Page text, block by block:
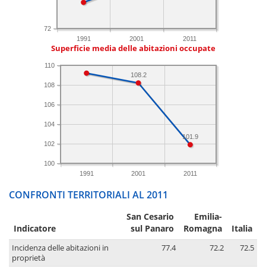
1991 2001 2011
72
Superficie media delle abitazioni occupate
1991 2001 2011
100
102
104
106
108
110
101.9
108.2
CONFRONTI TERRITORIALI AL 2011
Indicatore
San Cesario
sul Panaro
Emilia-
Romagna
Italia
Incidenza delle abitazioni in
proprietà
77.4 72.2 72.5